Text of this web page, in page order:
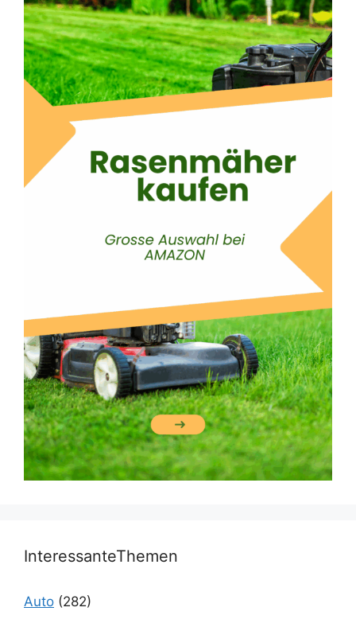
InteressanteThemen
Auto (282)